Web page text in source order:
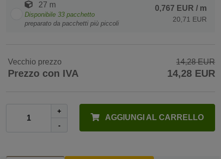
27 m
Disponibile 33 pacchetto
preparato da pacchetti più piccoli
0,767 EUR / m
20,71 EUR
Vecchio prezzo 14,28 EUR
Prezzo con IVA 14,28 EUR
+
-
AGGIUNGI AL CARRELLO